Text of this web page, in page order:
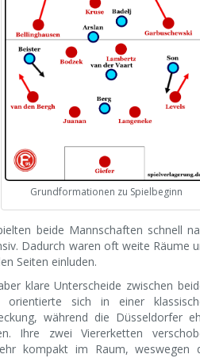
Grundformationen zu Spielbeginn
beide Mannschaften schnell
Dadurch waren oft weite Räume
Seiten einluden.
klare Unterscheide zwischen
orientierte sich in einer
während die Düsseldorfer
Ihre zwei Viererketten
kompakt im Raum, weswegen